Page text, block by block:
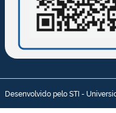
Desenvolvido pelo STI -